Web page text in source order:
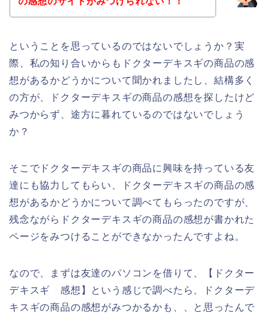
ということを思っているのではないでしょうか？実
際、私の知り合いからもドクターデキスギの商品の感
想があるかどうかについて聞かれましたし、結構多く
の方が、ドクターデキスギの商品の感想を探したけど
みつからず、途方に暮れているのではないでしょう
か？
そこでドクターデキスギの商品に興味を持っている友
達にも協力してもらい、ドクターデキスギの商品の感
想があるかどうかについて調べてもらったのですが、
残念ながらドクターデキスギの商品の感想が書かれた
ページをみつけることができなかったんですよね。
なので、まずは友達のパソコンを借りて、【ドクター
デキスギ 感想】という感じで調べたら、ドクターデ
キスギの商品の感想がみつかるかも、、と思ったんで